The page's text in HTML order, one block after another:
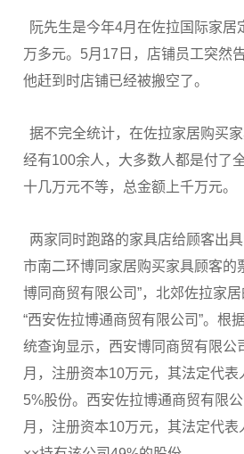
阮先生是今年4月在佐拉国际家居
万多元。5月17日，店铺员工突然
他赶到时店铺已经被搬空了。
据不完全统计，在佐拉家居购买
经有100余人，大多数人都是付了
十几万元不等，总金额上千万元。
两家同时跑路的家具店给顾客出
市南二环博同家居购买家具顾客的
博同商贸有限公司”，北郊佐拉家
“西安佐拉博通商贸有限公司”。根
统查询显示，西安博同商贸有限公
月，注册资本10万元，其法定代
5%股份。西安佐拉博通商贸有限
月，注册资本10万元，其法定代